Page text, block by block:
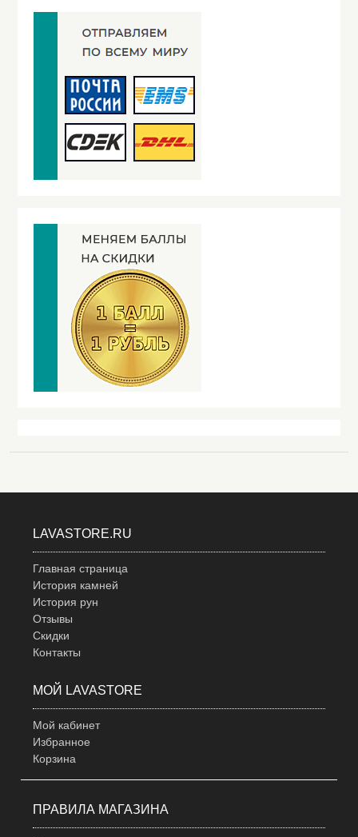
LAVASTORE.RU
Главная страница
История камней
История рун
Отзывы
Скидки
Контакты
МОЙ LAVASTORE
Мой кабинет
Избранное
Корзина
ПРАВИЛА МАГАЗИНА